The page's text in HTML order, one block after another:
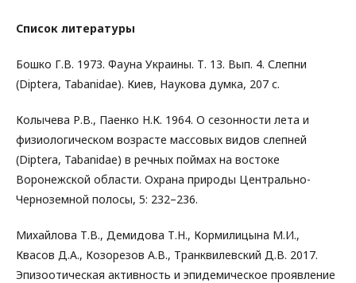
Список литературы
Бошко Г.В. 1973. Фауна Украины. Т. 13. Вып. 4. Слепни
(Diptera, Tabanidae). Киев, Наукова думка, 207 с.
Колычева Р.В., Паенко Н.К. 1964. О сезонности лета и
физиологическом возрасте массовых видов слепней
(Diptera, Tabanidae) в речных поймах на востоке
Воронежской области. Охрана природы Центрально-
Черноземной полосы, 5: 232–236.
Михайлова Т.В., Демидова Т.Н., Кормилицына М.И.,
Квасов Д.А., Козорезов А.В., Транквилевский Д.В. 2017.
Эпизоотическая активность и эпидемическое проявление